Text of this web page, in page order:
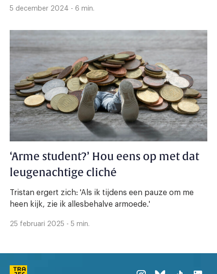
5 december 2024 - 6 min.
‘Arme student?’ Hou eens op met dat
leugenachtige cliché
Tristan ergert zich: 'Als ik tijdens een pauze om me
heen kijk, zie ik allesbehalve armoede.'
25 februari 2025 - 5 min.